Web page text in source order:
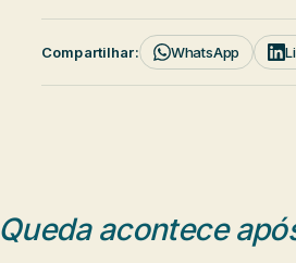
Compartilhar: WhatsApp
Queda acontece